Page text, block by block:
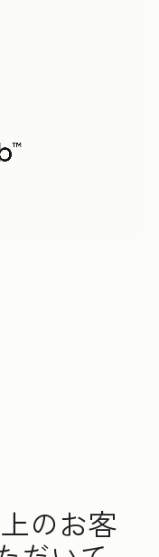
のお客